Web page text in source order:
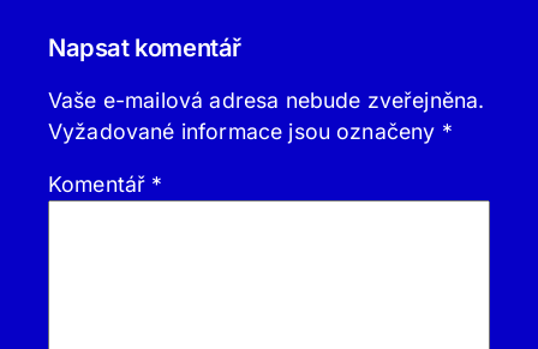
Napsat komentář
Vaše e-mailová adresa nebude zveřejněna.
Vyžadované informace jsou označeny *
Komentář *